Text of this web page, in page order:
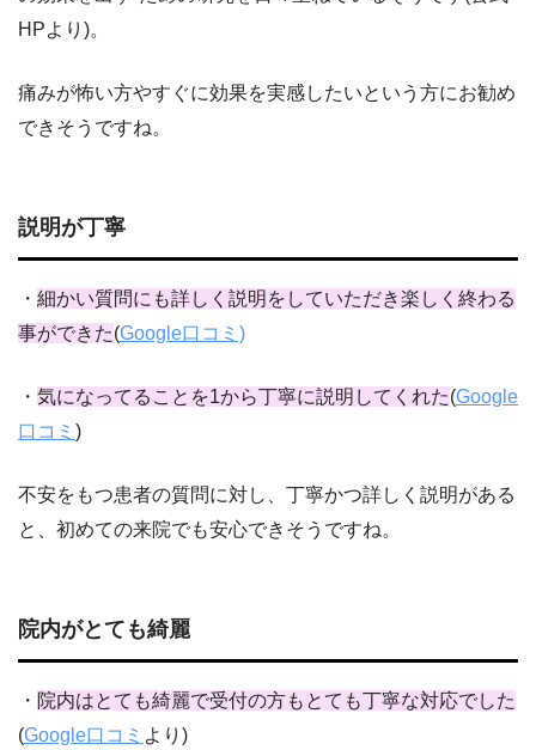
HPより)。
痛みが怖い方やすぐに効果を実感したいという方にお勧め
できそうですね。
説明が丁寧
・ 細かい質問にも詳しく説明をしていただき楽しく終わる
事ができた(Google口コミ)
・ 気になってることを1から丁寧に説明してくれた(Google
口コミ )
不安をもつ患者の質問に対し、丁寧かつ詳しく説明がある
と、初めての来院でも安心できそうですね。
院内がとても綺麗
・ 院内はとても綺麗で受付の方もとても丁寧な対応でした
(Google口コミ より )